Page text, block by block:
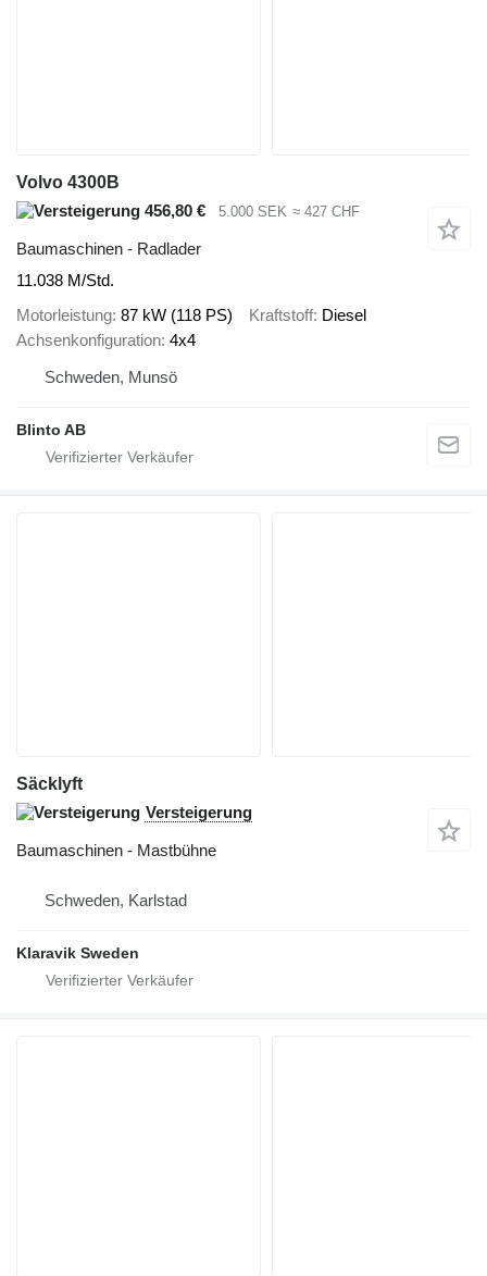
Volvo 4300B
456,80 €
5.000 SEK ≈ 427 CHF
Baumaschinen - Radlader
11.038 M/Std.
Motorleistung 87 kW (118 PS) Kraftstoff Diesel
Achsenkonfiguration 4x4
Schweden, Munsö
Blinto AB
Säcklyft
Versteigerung
Baumaschinen - Mastbühne
Schweden, Karlstad
Klaravik Sweden